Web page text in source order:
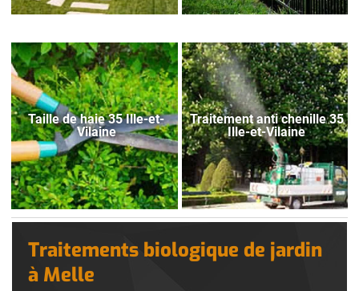
Taille de haie 35 Ille-et-
Vilaine
Traitement anti chenille 35
Ille-et-Vilaine
Traitements biologique de jardin
à Melle